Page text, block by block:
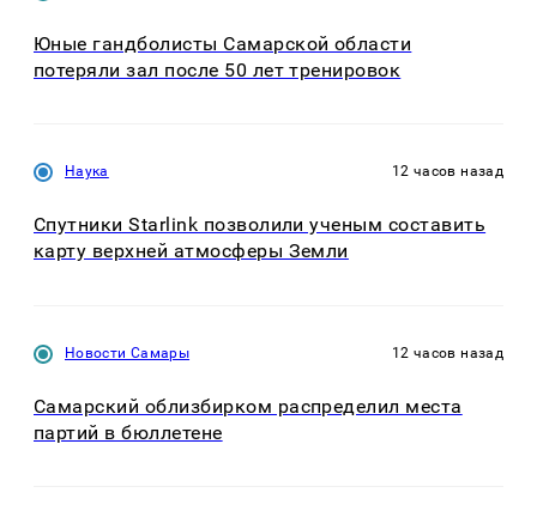
Юные гандболисты Самарской области
потеряли зал после 50 лет тренировок
Наука 12 часов назад
Спутники Starlink позволили ученым составить
карту верхней атмосферы Земли
Новости Самары 12 часов назад
Самарский облизбирком распределил места
партий в бюллетене